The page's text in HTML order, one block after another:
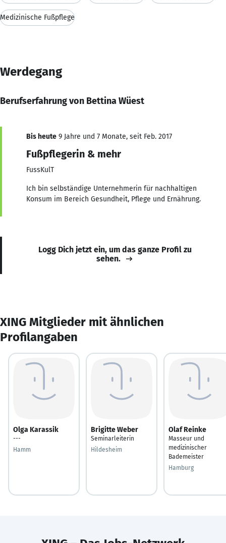
Medizinische Fußpflege
Werdegang
Berufserfahrung von Bettina Wüest
Bis heute 9 Jahre und 7 Monate, seit Feb. 2017
Fußpflegerin & mehr
FussKulT
Ich bin selbständige Unternehmerin für nachhaltigen
Konsum im Bereich Gesundheit, Pflege und Ernährung.
Logg Dich jetzt ein, um das ganze Profil zu
sehen.
XING Mitglieder mit ähnlichen
Profilangaben
Olga Karassik
---
Hamm
Brigitte Weber
Seminarleiterin
Hildesheim
Olaf Reinke
Masseur und
medizinischer
Bademeister
Hamburg